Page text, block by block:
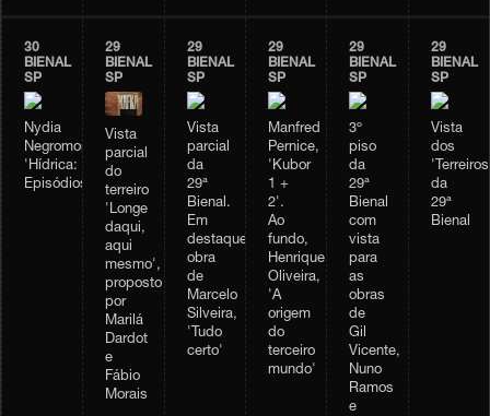
30
BIENAL
SP
Nydia
Negromonte,
'Hídrica:
Episódios'
29
BIENAL
SP
Vista
parcial
do
terreiro
'Longe
daqui,
aqui
mesmo',
proposto
por
Marilá
Dardot
e
Fábio
Morais
29
BIENAL
SP
Vista
parcial
da
29ª
Bienal.
Em
destaque,
obra
de
Marcelo
Silveira,
'Tudo
certo'
29
BIENAL
SP
Manfred
Pernice,
'Kubor
1 +
2'.
Ao
fundo,
Henrique
Oliveira,
'A
origem
do
terceiro
mundo'
29
BIENAL
SP
3º
piso
da
29ª
Bienal
com
vista
para
as
obras
de
Gil
Vicente,
Nuno
Ramos
e
29
BIENAL
SP
Vista
dos
da
29ª
Bienal